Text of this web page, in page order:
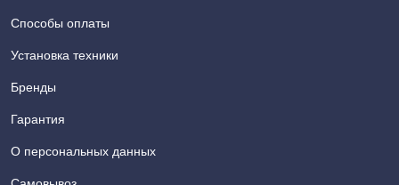
Способы оплаты
Установка техники
Бренды
Гарантия
О персональных данных